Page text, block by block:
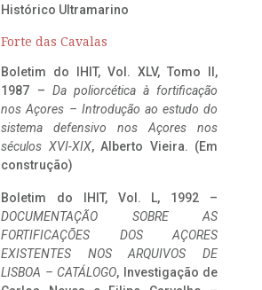
Histórico Ultramarino
Forte das Cavalas
Boletim do IHIT, Vol. XLV, Tomo II,
1987 – Da poliorcética à fortificação
nos Açores – Introdução ao estudo do
sistema defensivo nos Açores nos
séculos XVI-XIX, Alberto Vieira. (Em
construção)
Boletim do IHIT, Vol. L, 1992 –
DOCUMENTAÇÃO SOBRE AS
FORTIFICAÇÕES DOS AÇORES
EXISTENTES NOS ARQUIVOS DE
LISBOA – CATÁLOGO, Investigação de